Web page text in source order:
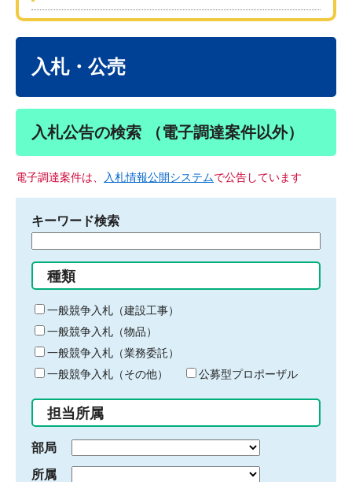
入札・公売
入札公告の検索 （電子調達案件以外）
電子調達案件は、 入札情報公開システムで公告しています
キーワード検索
る
キ
ー
ワ
ー
ド
入
力
種類
一般競争入札（建設工事）
一般競争入札（物品）
一般競争入札（業務委託）
一般競争入札（その他）
公募型プロポーザル
担当所属
部局
所属